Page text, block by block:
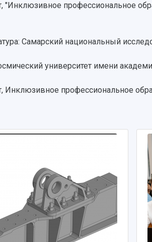
профессиональное
Самарский национальный
университет имени
профессиональное